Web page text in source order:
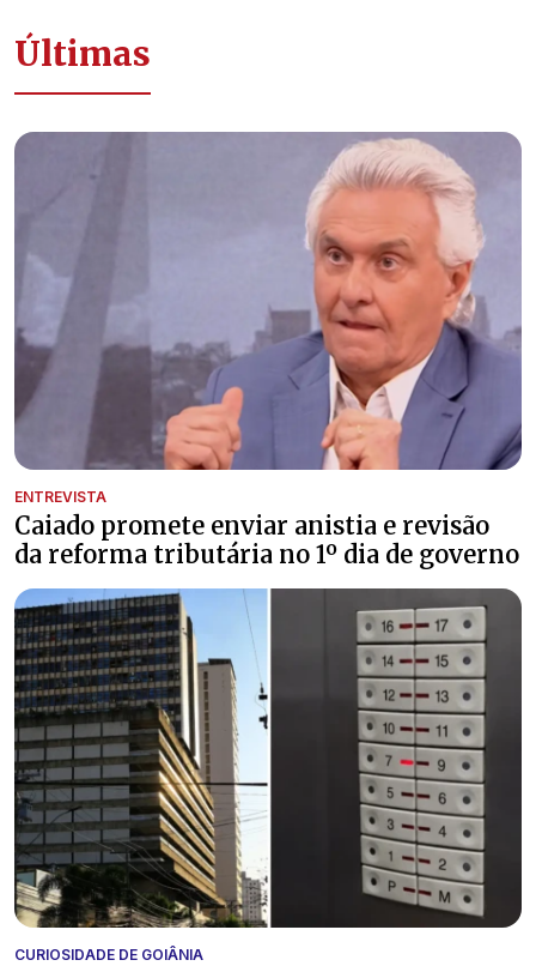
Últimas
ENTREVISTA
Caiado promete enviar anistia e revisão
da reforma tributária no 1º dia de governo
CURIOSIDADE DE GOIÂNIA